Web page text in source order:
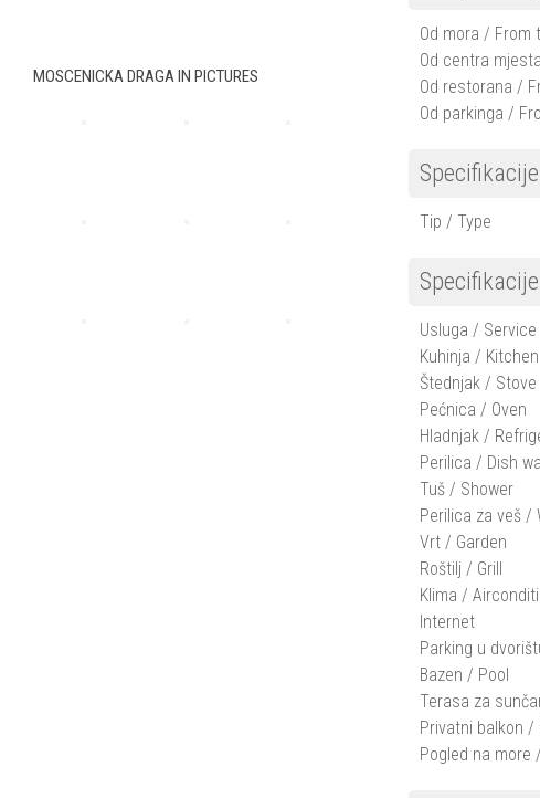
Od mora / From
Od centra
Od restorana /
Od parkinga /
Tip / Type
Usluga / Service
Kuhinja / Kitchen
Štednjak / Stove
Pećnica / Oven
Hladnjak /
Perilica / Dish
Tuš / Shower
Perilica za veš /
Vrt / Garden
Roštilj / Grill
Klima /
Internet
Parking u
Bazen / Pool
Terasa za
Privatni balkon
Pogled na more
MOSCENICKA DRAGA IN PICTURES